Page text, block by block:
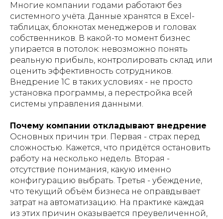
Многие компании годами работают без
системного учёта. Данные хранятся в Excel-
таблицах, блокнотах менеджеров и головах
собственников. В какой-то момент бизнес
упирается в потолок: невозможно понять
реальную прибыль, контролировать склад или
оценить эффективность сотрудников.
Внедрение 1С в таких условиях - не просто
установка программы, а перестройка всей
системы управления данными.
Почему компании откладывают внедрение
Основных причин три. Первая - страх перед
сложностью. Кажется, что придётся остановить
работу на несколько недель. Вторая -
отсутствие понимания, какую именно
конфигурацию выбрать. Третья - убеждение,
что текущий объём бизнеса не оправдывает
затрат на автоматизацию. На практике каждая
из этих причин оказывается преувеличенной,